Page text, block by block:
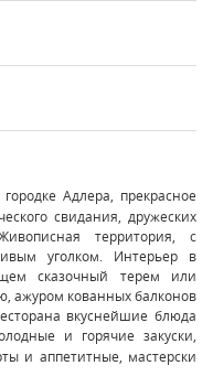
Адлера, прекрасное
свидания, дружеских
территория, с
уголком. Интерьер в
сказочный терем или
ажуром кованных балконов
вкуснейшие блюда
и горячие закуски,
и аппетитные, мастерски